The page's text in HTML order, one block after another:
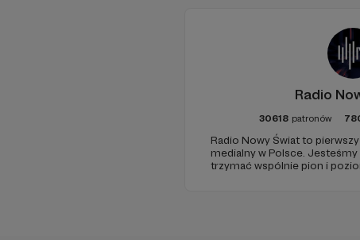
Radio
30618 patronów
Radio Nowy Świat to
medialny w Polsce. Jesteśmy
trzymać wspólnie pion i